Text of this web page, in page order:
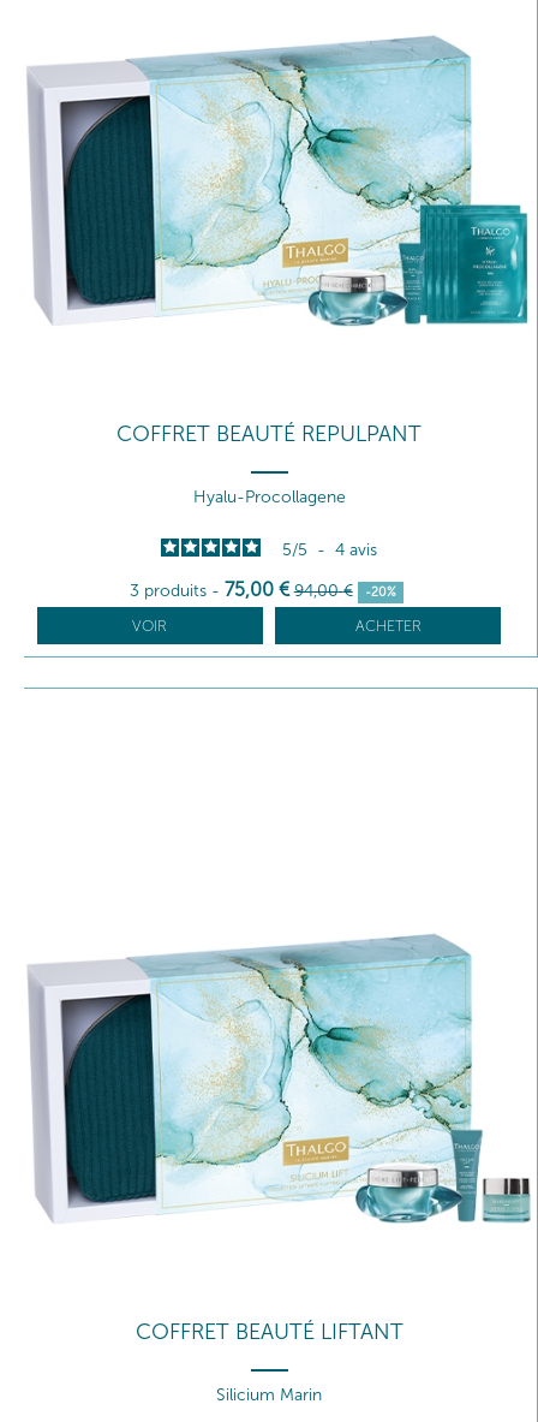
COFFRET BEAUTÉ REPULPANT
Hyalu-Procollagene
5/5 - 4 avis
3 produits - 75,00 € 94,00 € -20%
VOIR ACHETER
COFFRET BEAUTÉ LIFTANT
Silicium Marin